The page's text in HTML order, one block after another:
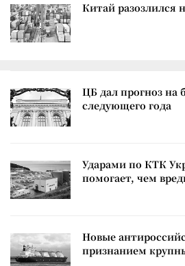
Китай разозлился
ЦБ дал прогноз на
следующего года
Ударами по КТК
помогает, чем
Новые
признанием